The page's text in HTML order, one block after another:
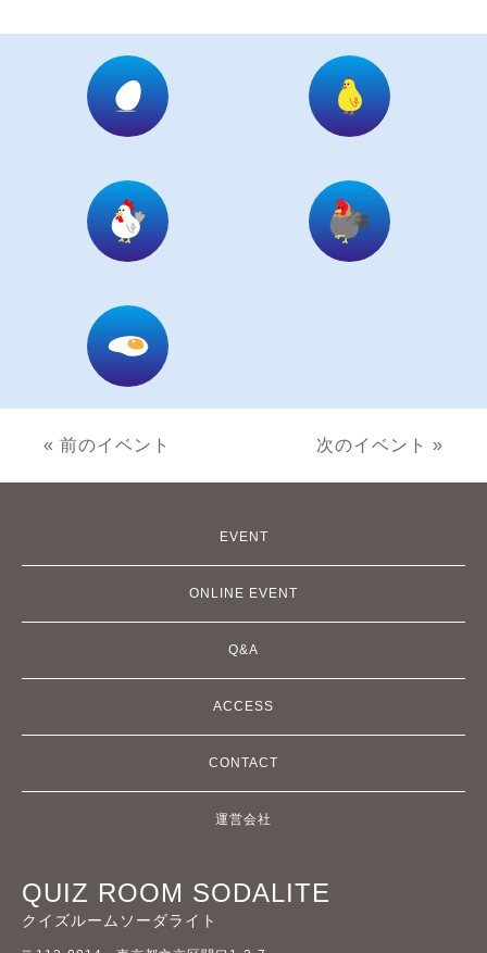
« 前のイベント 次のイベント »
EVENT
ONLINE EVENT
Q&A
ACCESS
CONTACT
運営会社
QUIZ ROOM SODALITE
クイズルームソーダライト